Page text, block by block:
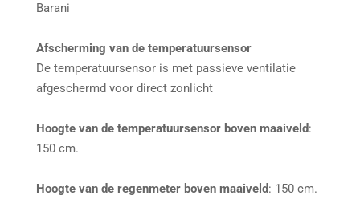
Barani
Afscherming van de temperatuursensor
De temperatuursensor is met passieve ventilatie
afgeschermd voor direct zonlicht
Hoogte van de temperatuursensor boven maaiveld:
150 cm.
Hoogte van de regenmeter boven maaiveld: 150 cm.